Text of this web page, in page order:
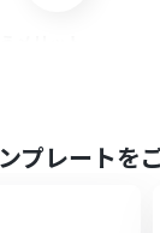
漏れといったヒュ
プレートを